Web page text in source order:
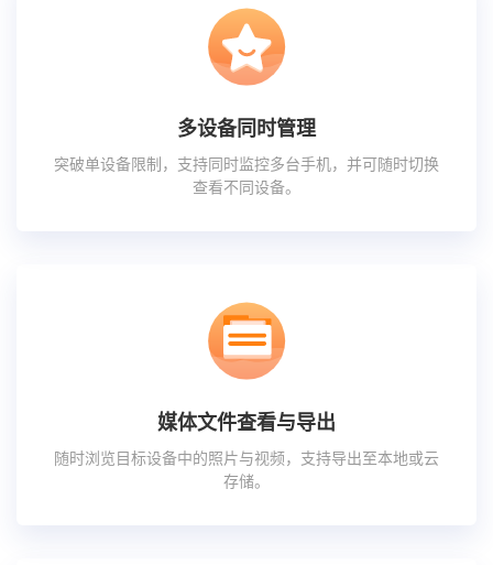
多设备同时管理
突破单设备限制，支持同时监控多台手机，并可随时切换
查看不同设备。
媒体文件查看与导出
随时浏览目标设备中的照片与视频，支持导出至本地或云
存储。